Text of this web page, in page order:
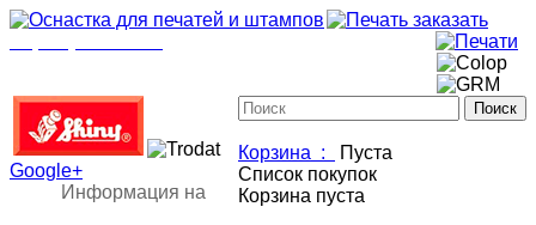
Корзина :
Пуста
Список покупок
Корзина пуста
Google+
Информация на